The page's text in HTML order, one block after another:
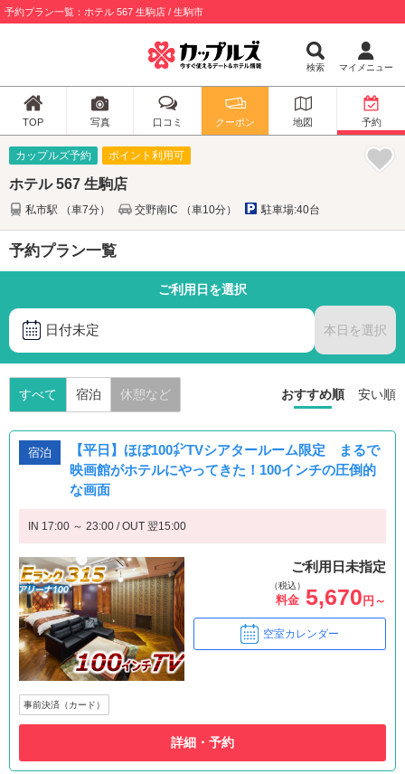
予約プラン一覧：ホテル 567 生駒店 / 生駒市
検索 マイメニュー
TOP 写真 口コミ クーポン 地図 予約
カップルズ予約 ポイント利用可
ホテル 567 生駒店
私市駅 （車7分） 交野南IC （車10分） 駐車場:40台
予約プラン一覧
ご利用日を選択
日付未定 本日を選択
すべて 宿泊 休憩など おすすめ順 安い順
宿泊
【平日】ほぼ100㌅TVシアタールーム限定 まるで
映画館がホテルにやってきた！100インチの圧倒的
な画面
IN 17:00 ～ 23:00 / OUT 翌15:00
ご利用日未指定
（税込）
料金 5,670 円～
空室カレンダー
事前決済（カード）
詳細・予約